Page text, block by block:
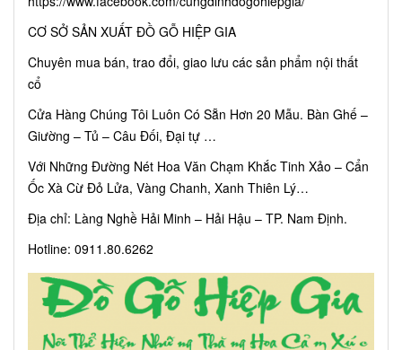
CƠ SỞ SẢN XUẤT ĐỒ GỖ HIỆP GIA
Chuyên mua bán, trao đổi, giao lưu các sản phẩm nội thất
cổ
Cửa Hàng Chúng Tôi Luôn Có Sẵn Hơn 20 Mẫu. Bàn Ghế –
Giường – Tủ – Câu Đối, Đại tự …
Với Những Đường Nét Hoa Văn Chạm Khắc Tinh Xảo – Cẩn
Ốc Xà Cừ Đỏ Lửa, Vàng Chanh, Xanh Thiên Lý…
Địa chỉ: Làng Nghề Hải Minh – Hải Hậu – TP. Nam Định.
Hotline: 0911.80.6262